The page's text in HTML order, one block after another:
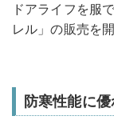
ドアライフを服
レル」の販売を開
防寒性能に